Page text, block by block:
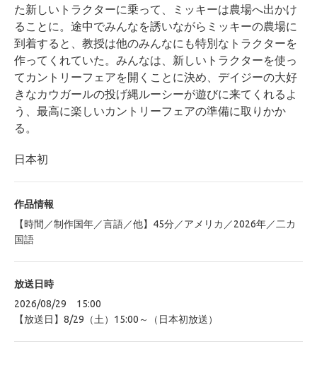
た新しいトラクターに乗って、ミッキーは農場へ出かけ
ることに。途中でみんなを誘いながらミッキーの農場に
到着すると、教授は他のみんなにも特別なトラクターを
作ってくれていた。みんなは、新しいトラクターを使っ
てカントリーフェアを開くことに決め、デイジーの大好
きなカウガールの投げ縄ルーシーが遊びに来てくれるよ
う、最高に楽しいカントリーフェアの準備に取りかか
る。
日本初
作品情報
【時間／制作国年／言語／他】45分／アメリカ／2026年／二カ
国語
放送日時
2026/08/29 15:00
【放送日】8/29（土）15:00～（日本初放送）